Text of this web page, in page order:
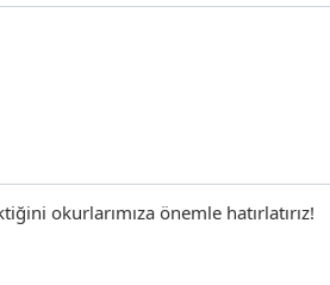
okurlarımıza önemle hatırlatırız!